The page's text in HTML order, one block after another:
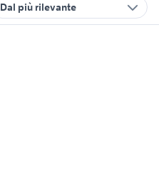
Dal più rilevante